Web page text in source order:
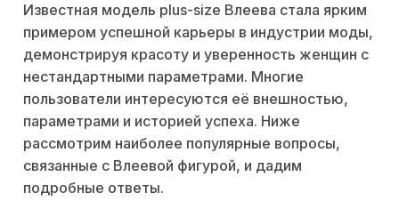
Известная модель plus-size Влеева стала ярким
примером успешной карьеры в индустрии моды,
демонстрируя красоту и уверенность женщин с
нестандартными параметрами. Многие
пользователи интересуются её внешностью,
параметрами и историей успеха. Ниже
рассмотрим наиболее популярные вопросы,
связанные с Влеевой фигурой, и дадим
подробные ответы.